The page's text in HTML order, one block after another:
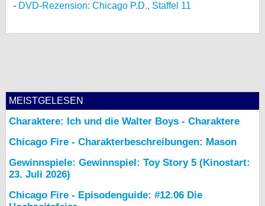
DVD-Rezension: Chicago P.D., Staffel 11
MEISTGELESEN
Charaktere: Ich und die Walter Boys - Charaktere
Chicago Fire - Charakterbeschreibungen: Mason
Gewinnspiele: Gewinnspiel: Toy Story 5 (Kinostart:
23. Juli 2026)
Chicago Fire - Episodenguide: #12.06 Die